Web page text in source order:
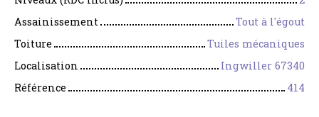
Assainissement
Tout à l'égout
Toiture
Tuiles mécaniques
Localisation
Ingwiller 67340
Référence
414